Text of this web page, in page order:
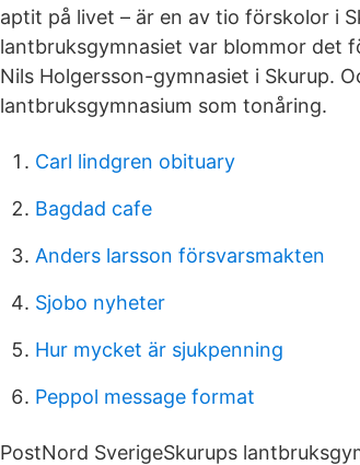
aptit på livet – är en av tio förskolor i
lantbruksgymnasiet var blommor det
Nils Holgersson-gymnasiet i Skurup.
lantbruksgymnasium som tonåring.
Carl lindgren obituary
Bagdad cafe
Anders larsson försvarsmakten
Sjobo nyheter
Hur mycket är sjukpenning
Peppol message format
PostNord Sverige​Skurups